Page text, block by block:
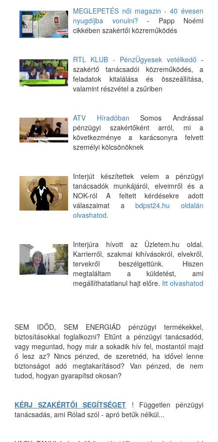
MEGLEPETÉS női magazin - 40 évesen
nyugdíjba vonulni? - Papp Noémi
cikkében szakértői közreműködés
RTL KLUB - PénzÜgyesek vetélkedő -
szakértő tanácsadói közreműködés, a
feladatok kitalálása és összeállítása,
valamint részvétel a zsűriben
ATV Híradóban Somos Andrással
pénzügyi szakértőként arról, mi a
következménye a karácsonyra felvett
személyi kölcsönöknek
Interjút készítettek velem a pénzügyi
tanácsadók munkájáról, elveimről és a
NOK-ról A feltett kérdésekre adott
válaszaimat abdpst24.hu oldalán
olvashatod.
Interjúra hívott az Üzletem.hu oldal.
Karrierről, szakmai kihívásokról, elvekről,
tervekről beszélgettünk. Hiszen
megtaláltam a küldetést, ami
megállíthatatlanul hajt előre. Itt olvashatod
SEM IDŐD, SEM ENERGIÁD pénzügyi termékekkel,
biztosításokkal foglalkozni? Eltűnt a pénzügyi tanácsadód,
vagy meguntad, hogy már a sokadik hív fel, mostantól majd
ő lesz az? Nincs pénzed, de szeretnéd, ha idővel lenne
biztonságot adó megtakarításod? Van pénzed, de nem
tudod, hogyan gyarapítsd okosan?
KÉRJ SZAKÉRTŐI SEGÍTSÉGET ! Független pénzügyi
tanácsadás, ami Rólad szól - apró betűk nélkül...